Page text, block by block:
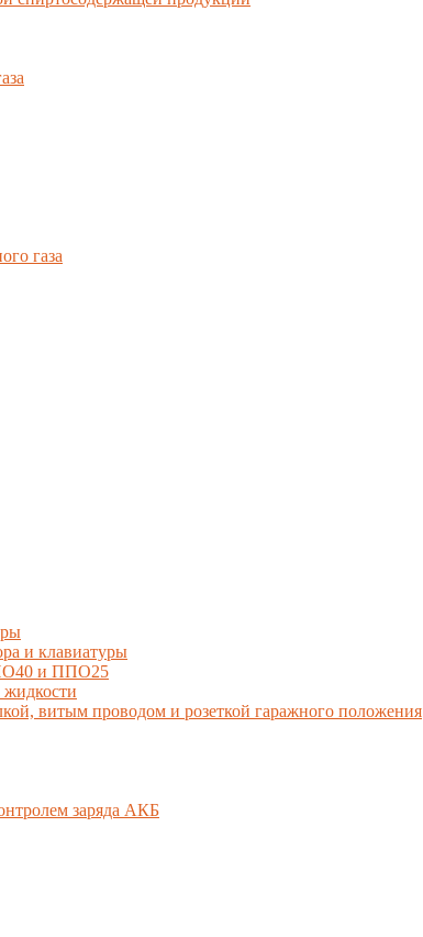
газа
и клавиатуры
и ППО25
витым проводом и розеткой гаражного положения
заряда АКБ